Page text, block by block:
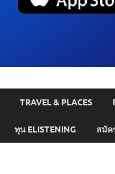
TRAVEL & PLACES
ทุน ELISTENING สมัค